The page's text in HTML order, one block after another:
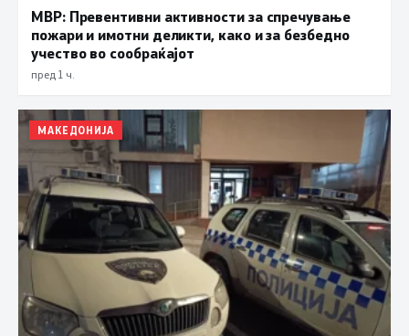
МВР: Превентивни активности за спречување
пожари и имотни деликти, како и за безбедно
учество во сообраќајот
пред 1 ч.
МАКЕДОНИЈА